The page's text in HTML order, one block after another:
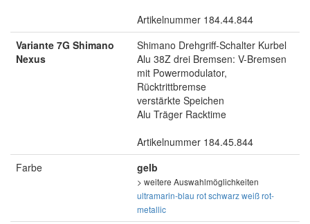
Artikelnummer 184.44.844
Variante 7G Shimano
Nexus
Shimano Drehgriff-Schalter Kurbel
Alu 38Z drei Bremsen: V-Bremsen
mit Powermodulator,
Rücktrittbremse
verstärkte Speichen
Alu Träger Racktime
Artikelnummer 184.45.844
Farbe
gelb
> weitere Auswahlmöglichkeiten
ultramarin-blau rotschwarzweißrot-
metallic